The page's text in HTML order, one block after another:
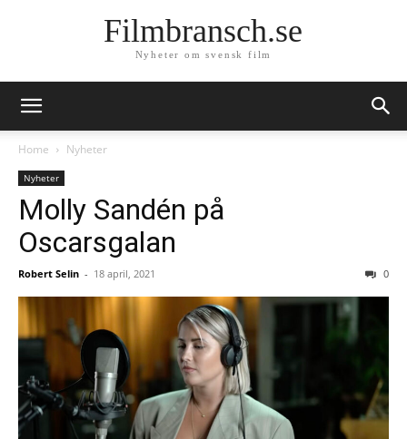
Filmbransch.se
Nyheter om svensk film
Home Nyheter
Nyheter
Molly Sandén på
Oscarsgalan
Robert Selin - 18 april, 2021 0